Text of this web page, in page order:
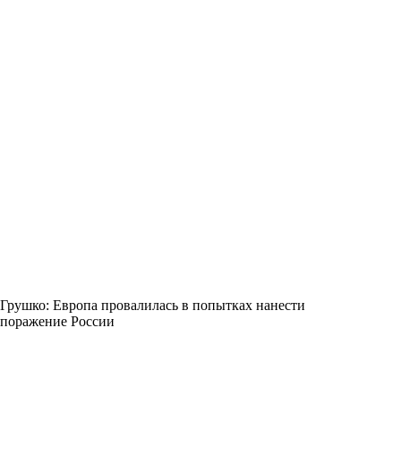
Грушко: Европа провалилась в попытках нанести
поражение России